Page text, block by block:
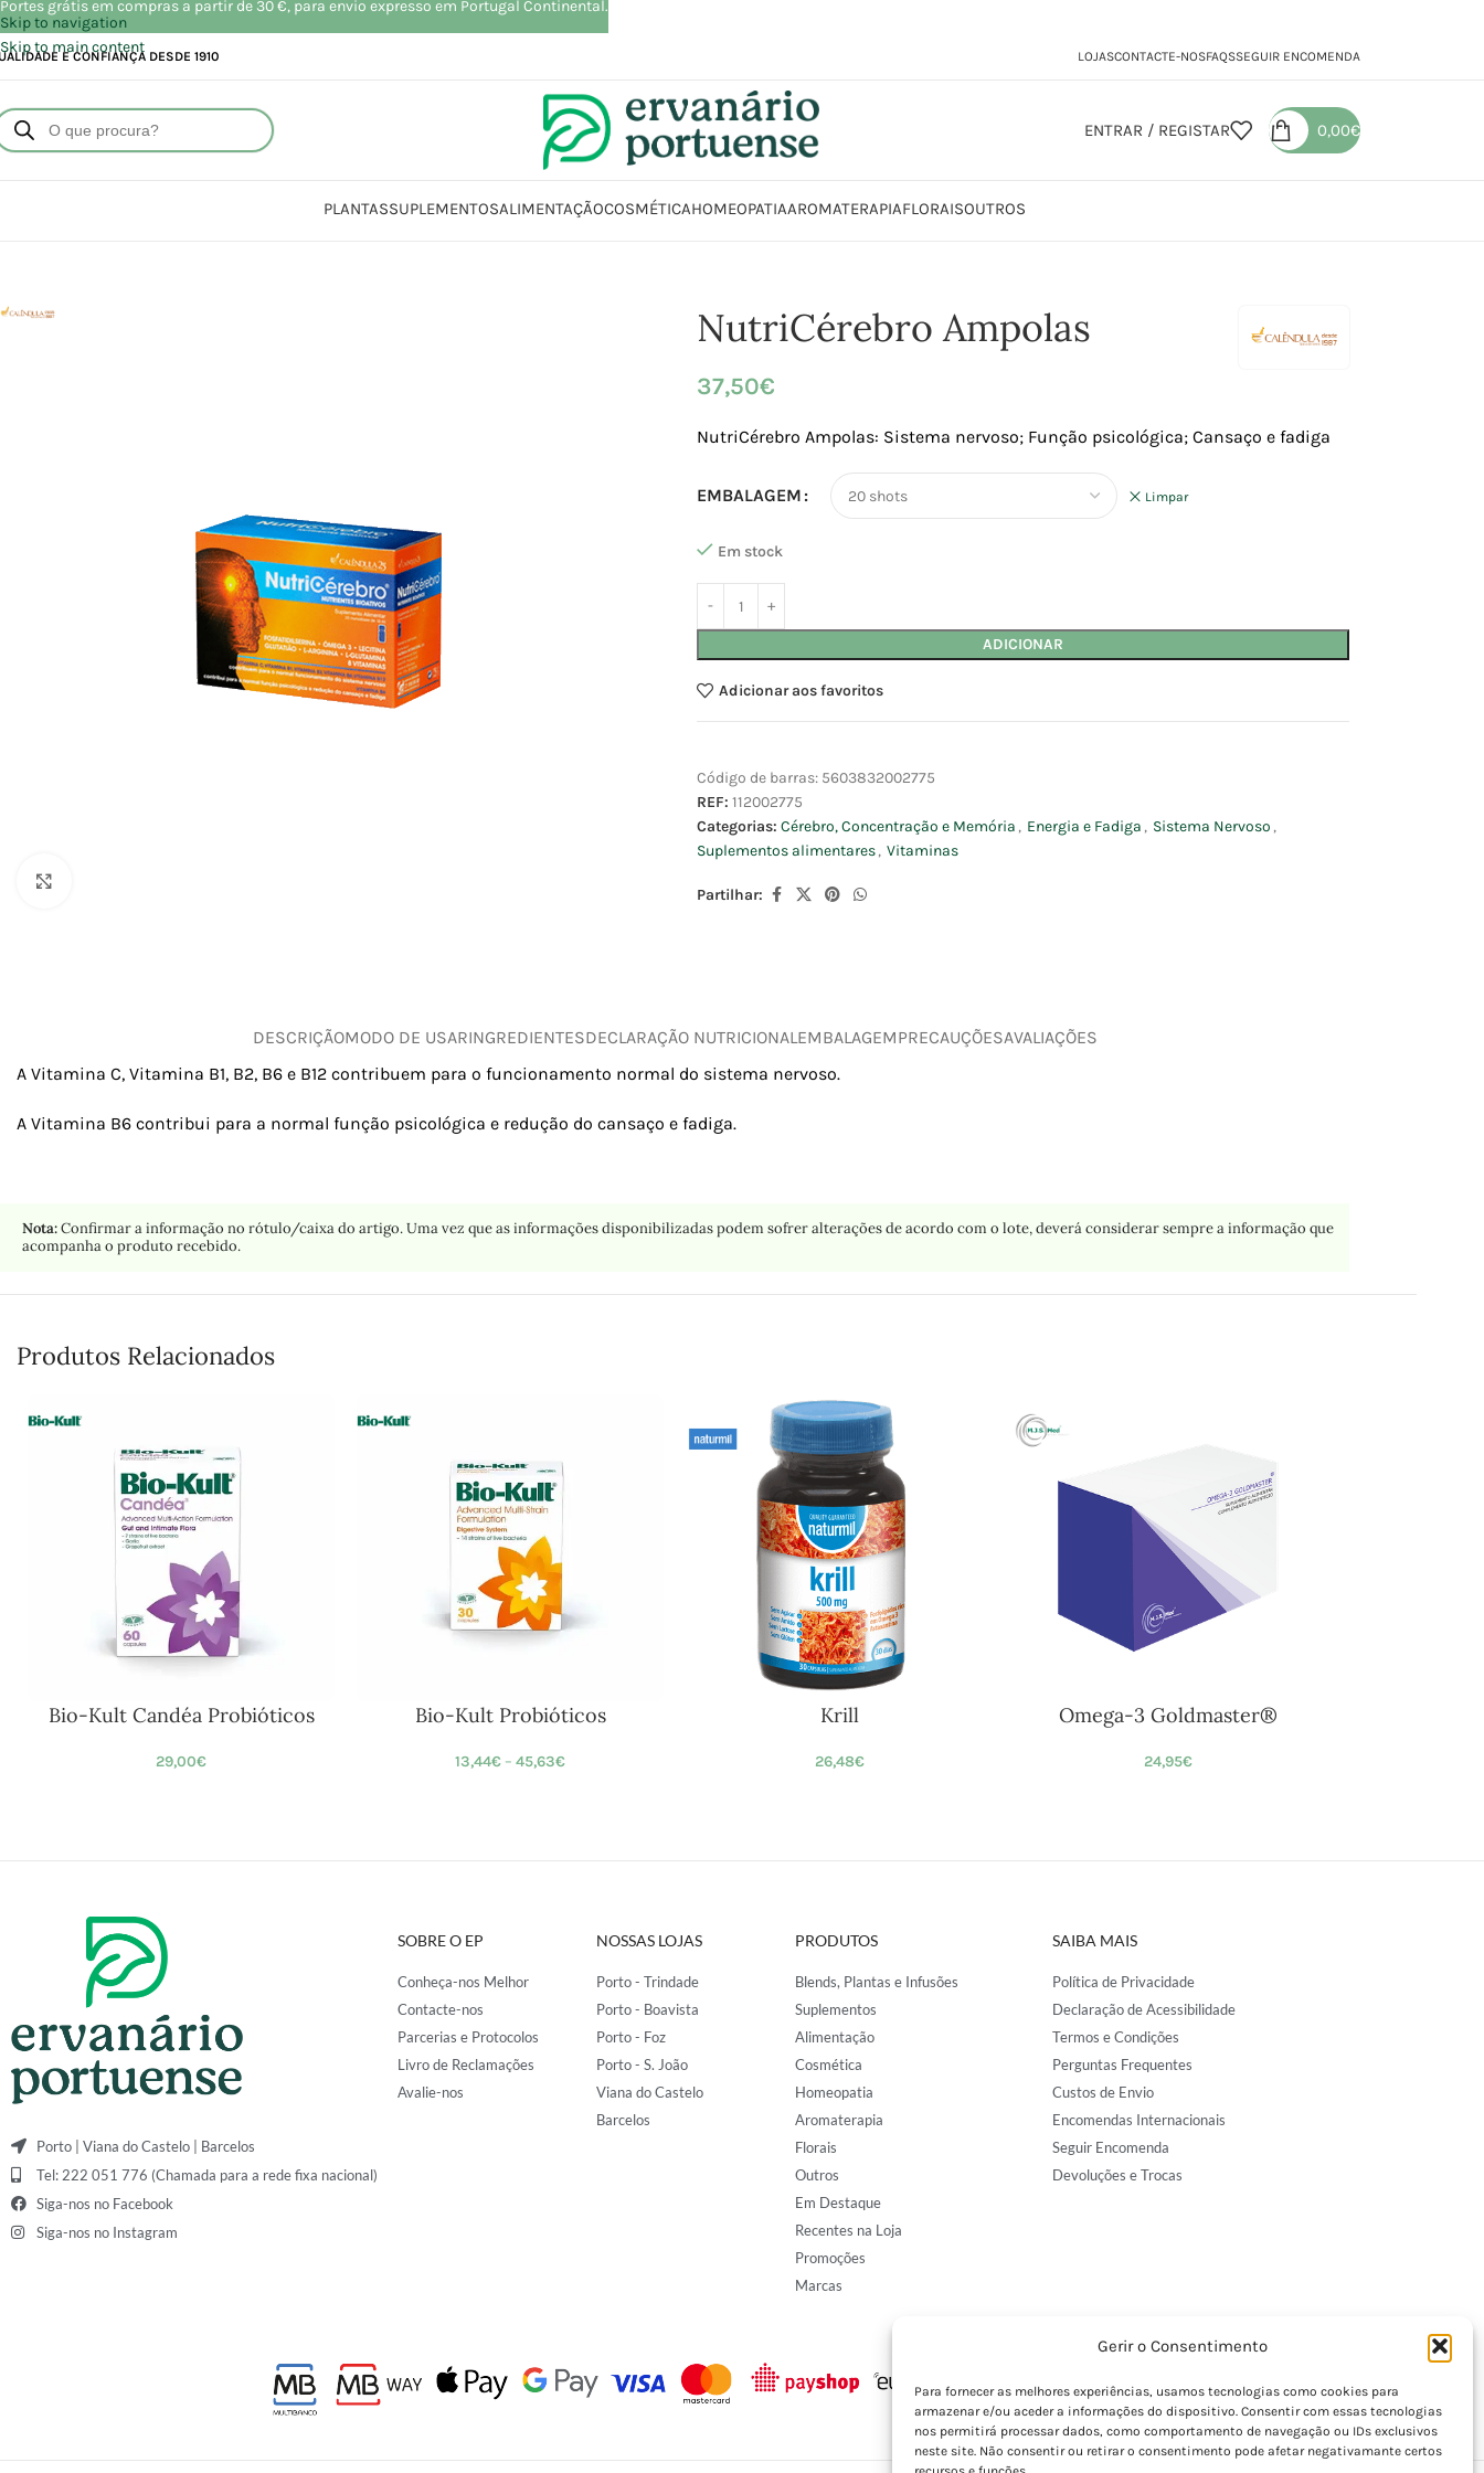
Gerir o Consentimento
Para fornecer as melhores experiências, usamos tecnologias como cookies para
armazenar e/ou aceder a informações do dispositivo. Consentir com essas tecnologias
nos permitirá processar dados, como comportamento de navegação ou IDs exclusivos
neste site. Não consentir ou retirar o consentimento pode afetar negativamante certos
Skip to navigation
Skip to main content
E CONFIANÇA DESDE 1910 LOJASCONTACTE-NOSFAQSSEGUIR ENCOMENDA
ENTRAR / REGISTAR 0,00€
PLANTASSUPLEMENTOSALIMENTAÇÃOCOSMÉTICAHOMEOPATIAAROMATERAPIAFLORAISOUTROS
NutriCérebro Ampolas
37,50€
NutriCérebro Ampolas: Sistema nervoso; Função psicológica; Cansaço e fadiga
EMBALAGEM Limpar
Em stock
ADICIONAR
Adicionar aos favoritos
Código de barras: 5603832002775
REF: 112002775
Categorias: Cérebro, Concentração e Memória , Energia e Fadiga , Sistema Nervoso ,
Suplementos alimentares, Vitaminas
Partilhar:
DESCRIÇÃOMODO DE USARINGREDIENTESDECLARAÇÃO NUTRICIONAL EMBALAGEMPRECAUÇÕESAVALIAÇÕES
A Vitamina C, Vitamina B1, B2, B6 e B12 contribuem para o funcionamento normal do sistema nervoso.
A Vitamina B6 contribui para a normal função psicológica e redução do cansaço e fadiga.
Nota:Confirmar a informação no rótulo/caixa do artigo. Uma vez que as informações disponibilizadas podem sofrer alterações de acordo com o lote, deverá considerar sempre a informação que
acompanha o produto recebido.
Produtos Relacionados
Bio-Kult Candéa Probióticos
29,00€
Bio-Kult Probióticos
13,44€ – 45,63€
Krill
26,48€
Omega-3 Goldmaster®
24,95€
Porto | Viana do Castelo | Barcelos
Tel: 222 051 776 (Chamada para a rede fixa nacional)
Siga-nos no Facebook
Siga-nos no Instagram
SOBRE O EP
Conheça-nos Melhor
Contacte-nos
Parcerias e Protocolos
Livro de Reclamações
Avalie-nos
NOSSAS LOJAS
Porto - Trindade
Porto - Boavista
Porto - Foz
Porto - S. João
Viana do Castelo
Barcelos
PRODUTOS
Blends, Plantas e Infusões
Suplementos
Alimentação
Cosmética
Homeopatia
Aromaterapia
Florais
Outros
Em Destaque
Recentes na Loja
Promoções
Marcas
SAIBA MAIS
Política de Privacidade
Declaração de Acessibilidade
Termos e Condições
Perguntas Frequentes
Custos de Envio
Encomendas Internacionais
Seguir Encomenda
Devoluções e Trocas
Portes grátis em compras a partir de 30 €, para envio expresso em Portugal Continental.